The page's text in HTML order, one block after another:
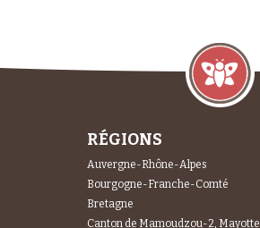
RÉGIONS
Auvergne-Rhône-Alpes
Bourgogne-Franche-Comté
Bretagne
Canton de Mamoudzou-2, Mayotte